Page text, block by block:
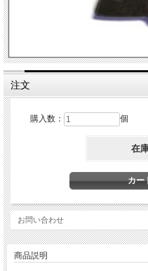
注文
購入数： 個
在
お問い合わせ
商品説明